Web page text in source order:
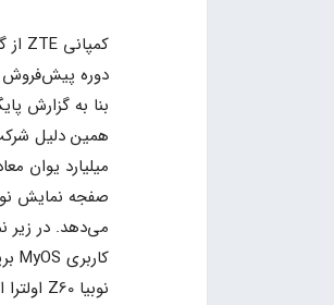
دوره پیش‌فروش
همین دلیل
میلیارد یوان معادل۱۴۰ میلیون دلار را تجربه و رکورد جدید برای
کاربری MyOS برپایه‌ی اندروید ۱۴ عرضه می‌شود.